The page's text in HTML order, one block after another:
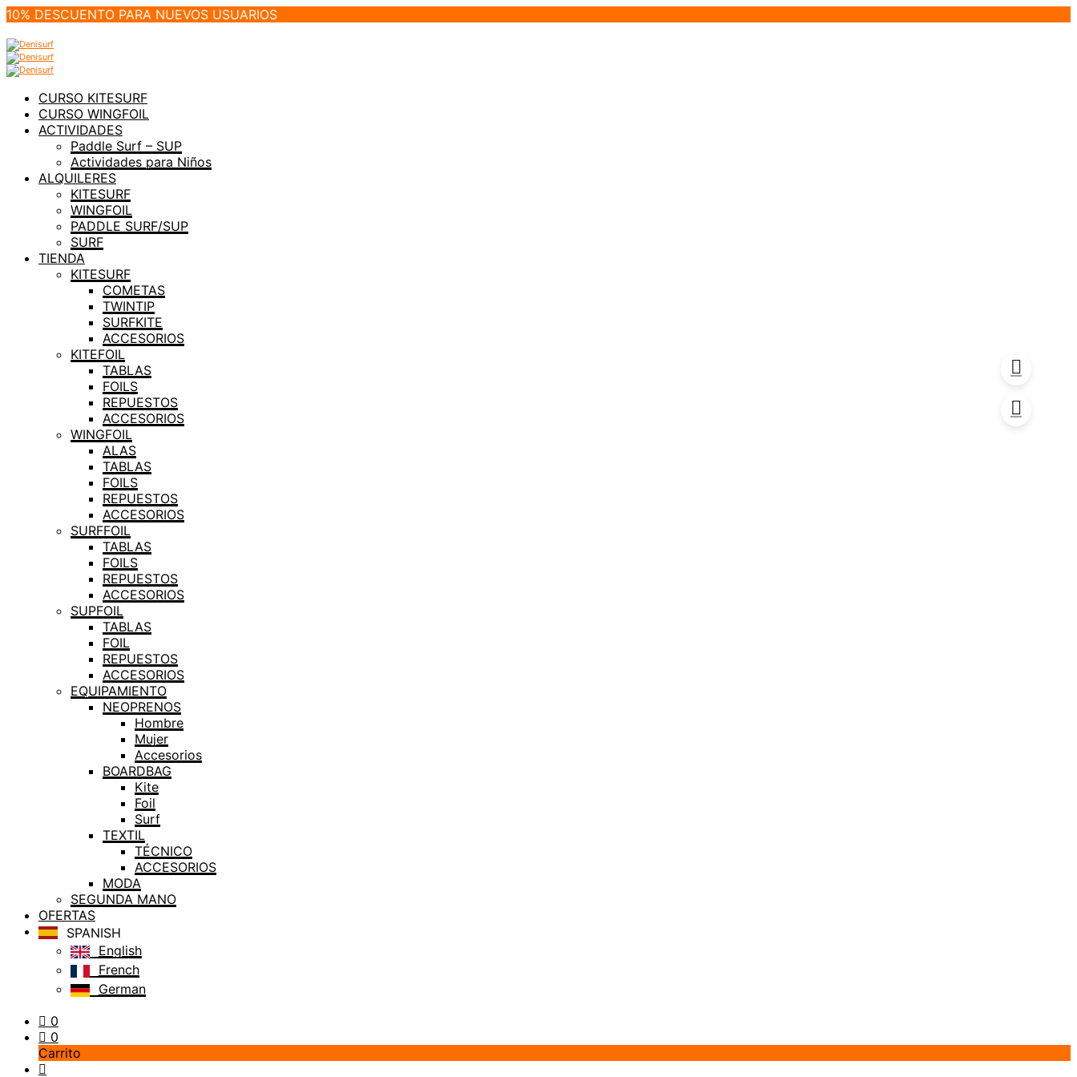
10% DESCUENTO PARA NUEVOS USUARIOS
CURSO KITESURF
CURSO WINGFOIL
ACTIVIDADES
Paddle Surf – SUP
Actividades para Niños
ALQUILERES
KITESURF
WINGFOIL
PADDLE SURF/SUP
SURF
TIENDA
KITESURF
COMETAS
TWINTIP
SURFKITE
ACCESORIOS
KITEFOIL
TABLAS
FOILS
REPUESTOS
ACCESORIOS
WINGFOIL
ALAS
TABLAS
FOILS
REPUESTOS
ACCESORIOS
SURFFOIL
TABLAS
FOILS
REPUESTOS
ACCESORIOS
SUPFOIL
TABLAS
FOIL
REPUESTOS
ACCESORIOS
EQUIPAMIENTO
NEOPRENOS
Hombre
Mujer
Accesorios
BOARDBAG
Kite
Foil
Surf
TEXTIL
TÉCNICO
ACCESORIOS
MODA
SEGUNDA MANO
OFERTAS
SPANISH
English
French
German
0
0
Carrito